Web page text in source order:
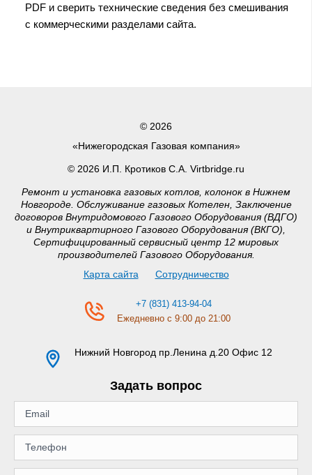
PDF и сверить технические сведения без смешивания
с коммерческими разделами сайта.
© 2026
«Нижегородская Газовая компания»
© 2026 И.П. Кротиков С.А. Virtbridge.ru
Ремонт и установка газовых котлов, колонок в Нижнем
Новгороде. Обслуживание газовых Котелен, Заключение
договоров Внутридомового Газового Оборудования (ВДГО)
и Внутриквартирного Газового Оборудования (ВКГО),
Сертифицированный сервисный центр 12 мировых
производителей Газового Оборудования.
Карта сайта
Сотрудничество
+7 (831) 413-94-04
Ежедневно с 9:00 до 21:00
Нижний Новгород пр.Ленина д.20 Офис 12
Задать вопрос